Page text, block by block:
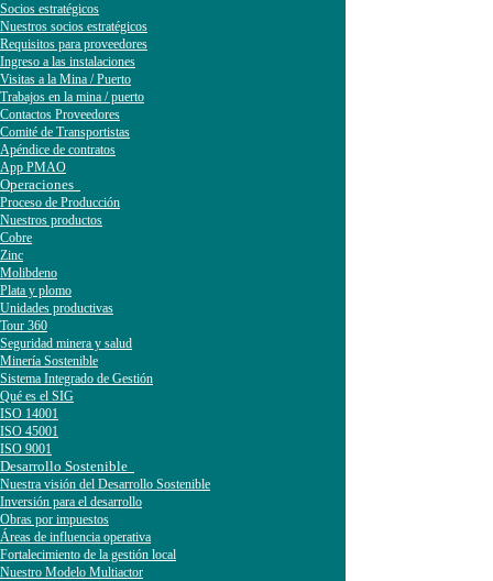
Socios estratégicos
Nuestros socios estratégicos
Requisitos para proveedores
Ingreso a las instalaciones
Visitas a la Mina / Puerto
Trabajos en la mina / puerto
Contactos Proveedores
Comité de Transportistas
Apéndice de contratos
App PMAO
Operaciones
Proceso de Producción
Nuestros productos
Cobre
Zinc
Molibdeno
Plata y plomo
Unidades productivas
Tour 360
Seguridad minera y salud
Minería Sostenible
Sistema Integrado de Gestión
Qué es el SIG
ISO 14001
ISO 45001
ISO 9001
Desarrollo Sostenible
Nuestra visión del Desarrollo Sostenible
Inversión para el desarrollo
Obras por impuestos
Áreas de influencia operativa
Fortalecimiento de la gestión local
Nuestro Modelo Multiactor